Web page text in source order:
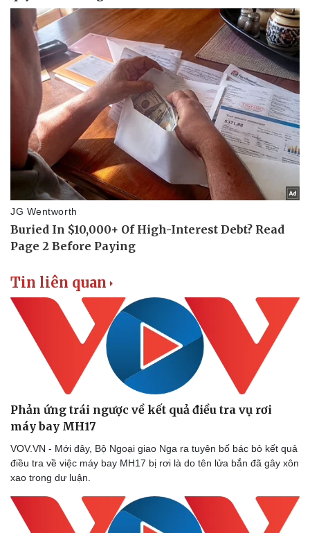
Thể thao
Bóng đá
Lịch thi đấu bóng đá
Thế giới thể thao
eSports
Hậu trường
Ô tô - Xe máy
Ô tô
Xe máy
Tư vấn
Tin liên quan
Phản ứng trái ngược về kết quả điều tra vụ rơi
máy bay MH17
VOV.VN - Mới đây, Bộ Ngoại giao Nga ra tuyên bố bác bỏ kết quả
điều tra về việc máy bay MH17 bị rơi là do tên lửa bắn đã gây xôn
xao trong dư luận.